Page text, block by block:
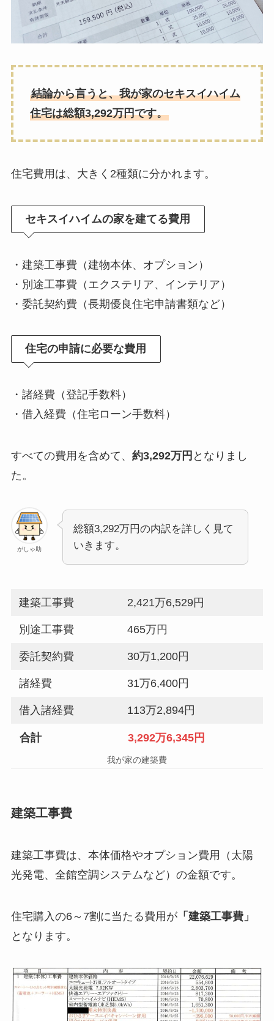
結論から言うと、我が家のセキスイハイム
住宅は総額3,292万円です。
住宅費用は、大きく2種類に分かれます。
セキスイハイムの家を建てる費用
・建築工事費（建物本体、オプション）
・別途工事費（エクステリア、インテリア）
・委託契約費（長期優良住宅申請書類など）
住宅の申請に必要な費用
・諸経費（登記手数料）
・借入経費（住宅ローン手数料）
すべての費用を含めて、 約3,292万円 となりまし
た。
がしゃ助
総額3,292万円の内訳を詳しく見て
いきます。
建築工事費 2,421万6,529円
別途工事費 465万円
委託契約費 30万1,200円
諸経費 31万6,400円
借入諸経費 113万2,894円
合計 3,292万6,345円
我が家の建築費
建築工事費
建築工事費は、本体価格やオプション費用（太陽
光発電、全館空調システムなど）の金額です。
住宅購入の6～7割に当たる費用が「建築工事費」
となります。